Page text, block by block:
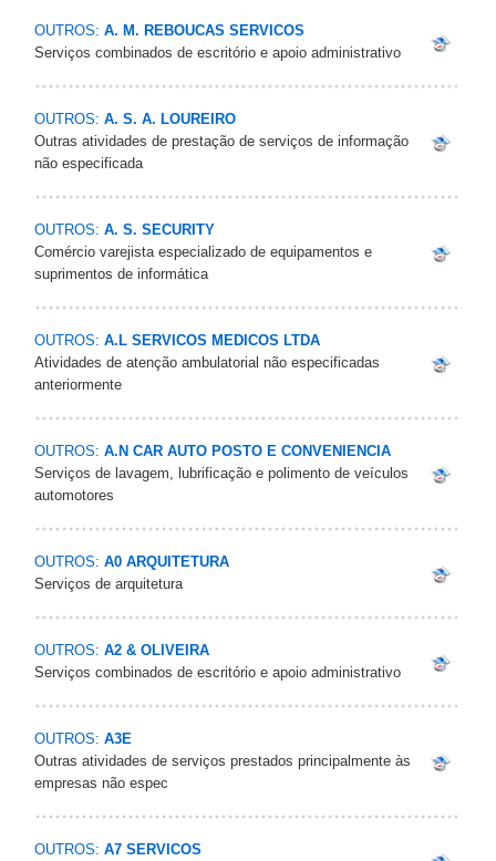
OUTROS: A. M. REBOUCAS SERVICOS
Serviços combinados de escritório e apoio administrativo
OUTROS: A. S. A. LOUREIRO
Outras atividades de prestação de serviços de informação
não especificada
OUTROS: A. S. SECURITY
Comércio varejista especializado de equipamentos e
suprimentos de informática
OUTROS: A.L SERVICOS MEDICOS LTDA
Atividades de atenção ambulatorial não especificadas
anteriormente
OUTROS: A.N CAR AUTO POSTO E CONVENIENCIA
Serviços de lavagem, lubrificação e polimento de veículos
automotores
OUTROS: A0 ARQUITETURA
Serviços de arquitetura
OUTROS: A2 & OLIVEIRA
Serviços combinados de escritório e apoio administrativo
OUTROS: A3E
Outras atividades de serviços prestados principalmente às
empresas não espec
OUTROS: A7 SERVICOS